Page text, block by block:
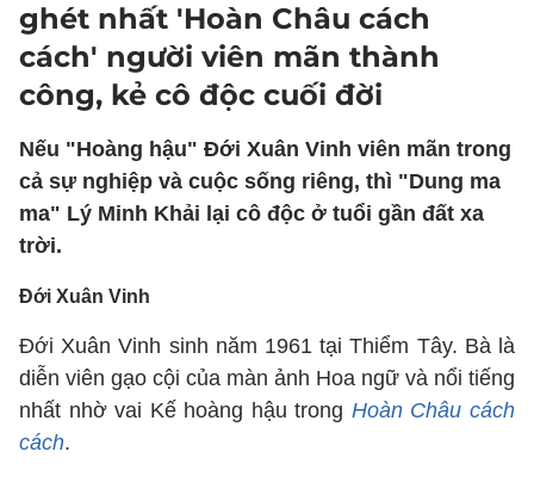
ghét nhất 'Hoàn Châu cách
cách' người viên mãn thành
công, kẻ cô độc cuối đời
Nếu "Hoàng hậu" Đới Xuân Vinh viên mãn trong
cả sự nghiệp và cuộc sống riêng, thì "Dung ma
ma" Lý Minh Khải lại cô độc ở tuổi gần đất xa
trời.
Đới Xuân Vinh
Đới Xuân Vinh sinh năm 1961 tại Thiểm Tây. Bà là
diễn viên gạo cội của màn ảnh Hoa ngữ và nổi tiếng
nhất nhờ vai Kế hoàng hậu trong Hoàn Châu cách
cách.